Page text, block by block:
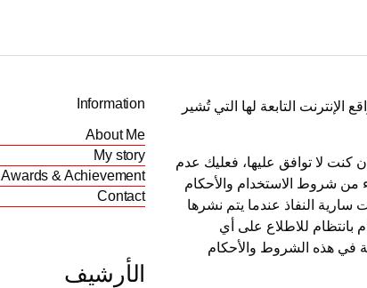
التابعة لها التي تُشير
كنت لا توافق عليها، فعليك عدم
من شروط الاستخدام والأحكام
سارية النفاذ عندما يتم نشرها
للاطلاع على أي
في هذه الشروط والأحكام
Information
About Me
My story
Awards & Achievement
Contact
الأرشيف